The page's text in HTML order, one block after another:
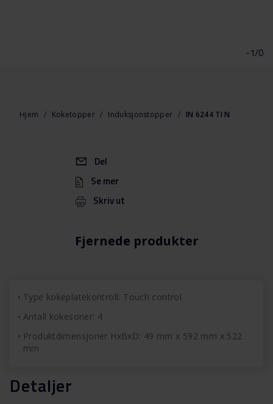
-1/0
Hjem Koketopper Induksjonstopper IN 6244 TI N
Fjernede produkter
Del
Se mer
Skriv ut
Type kokeplatekontroll: Touch control
Antall kokesoner: 4
Produktdimensjoner HxBxD: 49 mm x 592 mm x 522
mm
Detaljer